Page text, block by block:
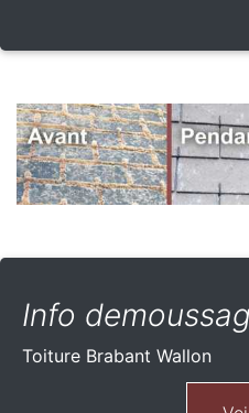
Info
Toiture Brabant Wallon